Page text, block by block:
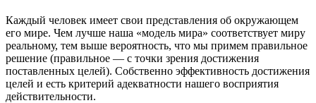
Каждый человек имеет свои представления об окружающем
его мире. Чем лучше наша «модель мира» соответствует миру
реальному, тем выше вероятность, что мы примем правильное
решение (правильное — с точки зрения достижения
поставленных целей). Собственно эффективность достижения
целей и есть критерий адекватности нашего восприятия
действительности.